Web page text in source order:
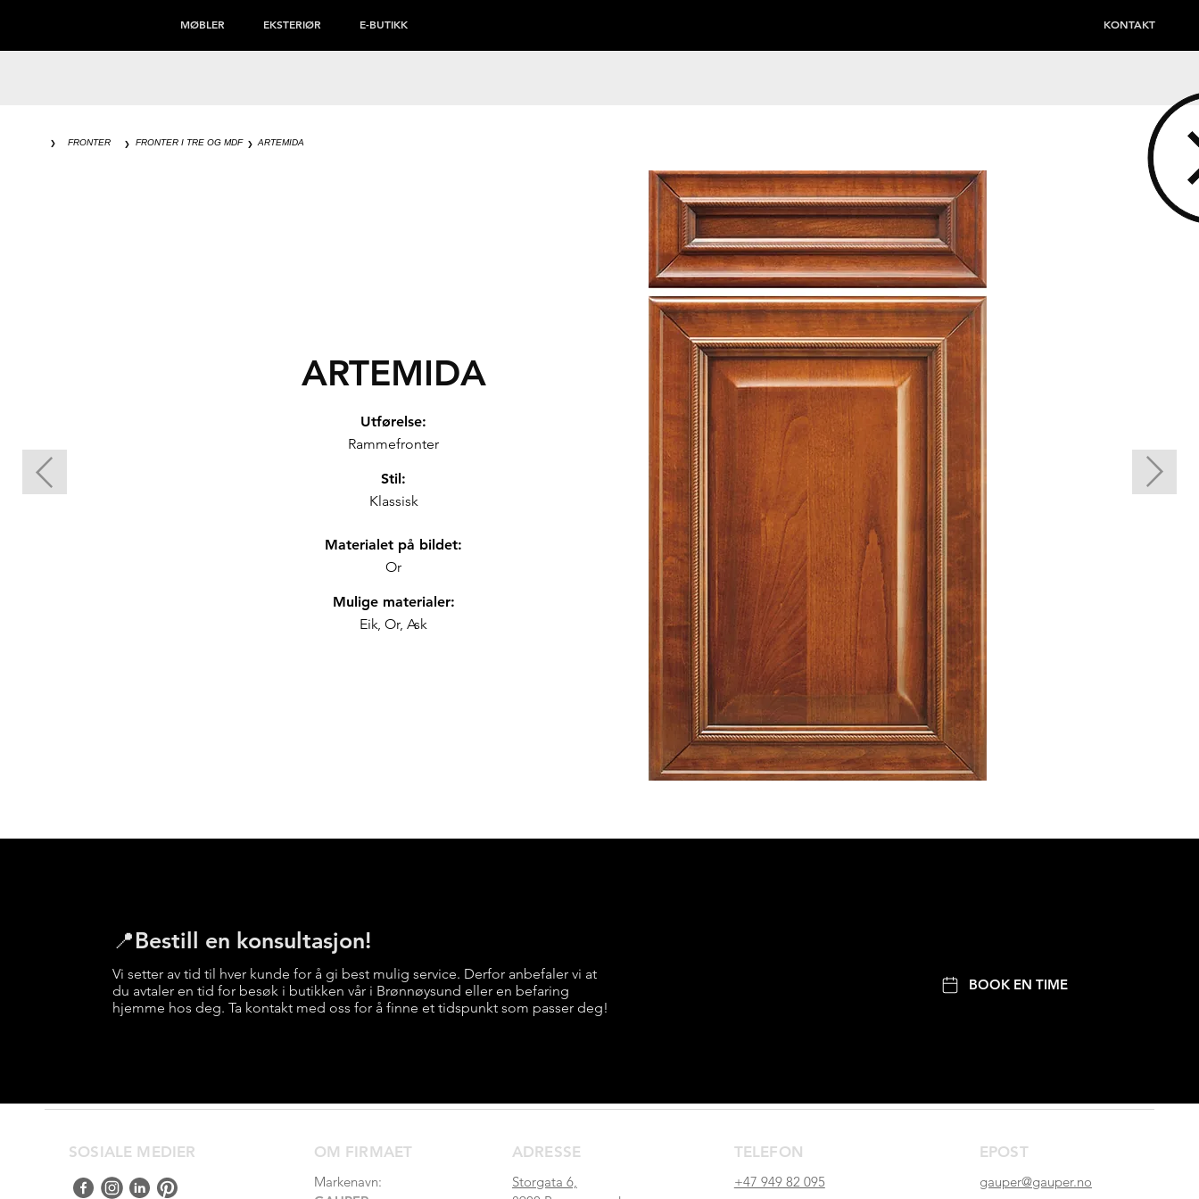
MØBLER EKSTERIØR E-BUTIKK KONTAKT
❯ FRONTER ❯ FRONTER I TRE OG MDF ❯ ARTEMIDA
ARTEMIDA
Utførelse:
Rammefronter
Stil:
Materialet på bildet:
Klassisk
Or
Mulige materialer:
Eik, Or, Ask
📍Bestill en konsultasjon!
Vi setter av tid til hver kunde for å gi best mulig service. Derfor anbefaler vi at
du avtaler en tid for besøk i butikken vår i Brønnøysund eller en befaring
hjemme hos deg. Ta kontakt med oss for å finne et tidspunkt som passer deg!
BOOK EN TIME
SOSIALE MEDIER OM FIRMAET
Markenavn:
ADRESSE
Storgata 6,
TELEFON
+47 949 82 095
EPOST
gauper@gauper.no